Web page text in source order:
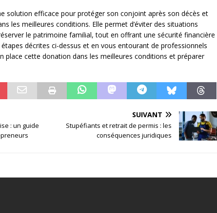
solution efficace pour protéger son conjoint après son décès et
les meilleures conditions. Elle permet d’éviter des situations
le patrimoine familial, tout en offrant une sécurité financière
décrites ci-dessus et en vous entourant de professionnels
place cette donation dans les meilleures conditions et préparer
: un guide
SUIVANT
Stupéfiants et retrait de permis : les
conséquences juridiques